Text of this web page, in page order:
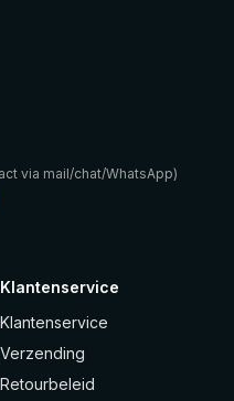
via mail/chat/WhatsApp)
Klantenservice
Klantenservice
Verzending
Retourbeleid